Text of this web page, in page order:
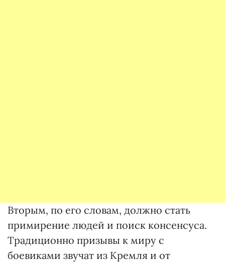
Вторым, по его словам, должно стать
примирение людей и поиск консенсуса.
Традиционно призывы к миру с
боевиками звучат из Кремля и от